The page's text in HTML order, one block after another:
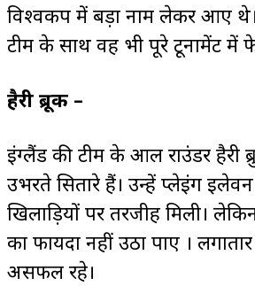
विश्वकप में बड़ा नाम लेकर आए
टीम के साथ वह भी पूरे टूर्नामेंट में
हैरी ब्रूक –
इंग्लैंड की टीम के आल राउंडर हैरी
उभरते सितारे हैं। उन्हें प्लेइंग
खिलाड़ियों पर तरजीह मिली।
का फायदा नहीं उठा पाए । लगातार
असफल रहे।